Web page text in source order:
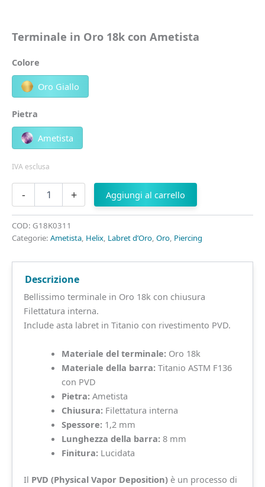
Terminale in Oro 18k con Ametista
Colore
Oro Giallo
Pietra
Ametista
IVA esclusa
-
Terminale
18k
con
+ Aggiungi al carrello
COD: G18K0311
Categorie: Ametista, Helix, Labret d’Oro, Oro, Piercing
Descrizione
Bellissimo terminale in Oro 18k con chiusura
Filettatura interna.
Include asta labret in Titanio con rivestimento PVD.
Materiale del terminale:Oro 18k
Materiale della barra:Titanio ASTM F136
con PVD
Pietra:Ametista
Chiusura:Filettatura interna
Spessore:1,2 mm
Lunghezza della barra:8 mm
Finitura:Lucidata
Il PVD (Physical Vapor Deposition)è un processo di